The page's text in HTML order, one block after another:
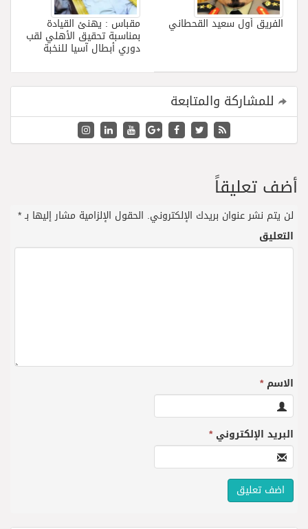
مقباس : يهنئ القيادة
بمناسبة تحقيق الأهلي لقب
دوري أبطال آسيا للنخبة
الفريق أول سعيد القحطاني
للمشاركة والمتابعة
أضف تعليقاً
لن يتم نشر عنوان بريدك الإلكتروني. الحقول الإلزامية مشار إليها بـ*
التعليق
الاسم*
البريد الإلكتروني*